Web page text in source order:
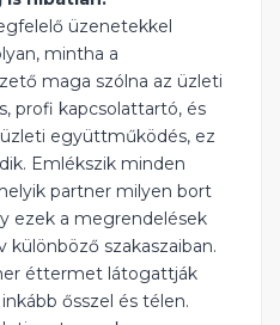
üzenetekkel
mintha a
maga szólna az üzleti
profi kapcsolattartó, és
együttműködés, ez
Emlékszik minden
partner milyen bort
ezek a megrendelések
különböző szakaszaiban.
éttermet látogattják
ősszel és télen.